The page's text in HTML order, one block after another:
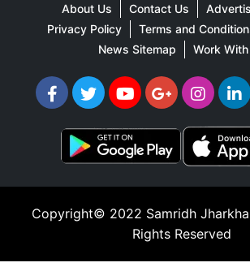
About Us Contact Us
Privacy Policy
Terms and
News Sitemap
Work
Copyright© 2022 Samridh
Rights Reserved